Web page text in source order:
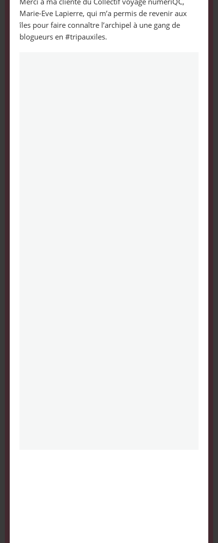
Marie-Eve Lapierre, qui m’a permis de revenir aux
îles pour faire connaître l’archipel à une gang de
blogueurs en #tripauxiles.